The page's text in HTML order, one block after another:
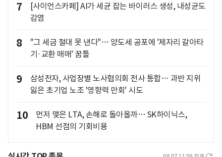
7
[사이언스카페] AI가 세균 잡는 바이러스 생성, 내성균도
감염
8
"그 세금 절대 못 낸다"… 양도세 공포에 '제자리 갈아타
기·교환 매매' 꿈틀
9
삼성전자, 사업장별 노사협의회 전사 통합… 과반 지위
잃은 초기업 노조 '영향력 만회' 시도
10
먼저 맺은 LTA, 손해로 돌아올까… SK하이닉스,
HBM 선점의 기회비용